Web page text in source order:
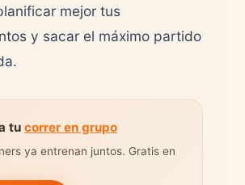
mejor tus
y sacar el máximo partido
tu correr en grupo
ya entrenan juntos. Gratis en